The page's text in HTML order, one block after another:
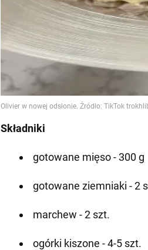
Składniki
gotowane mięso - 300 g
gotowane ziemniaki - 2
marchew - 2 szt.
ogórki kiszone - 4-5 szt.